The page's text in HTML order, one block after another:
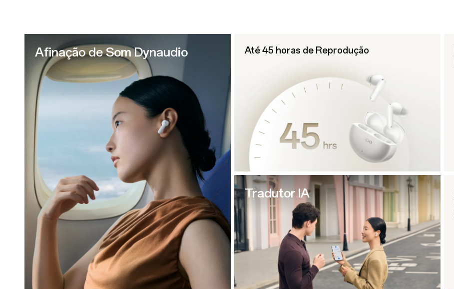
Afinação de Som Dynaudio Até 45 horas de Reprodução
Tradutor IA